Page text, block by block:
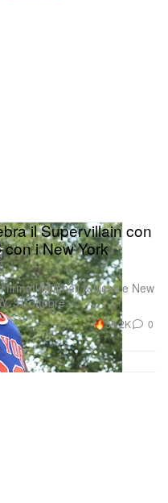
il Supervillain con
i New York
firmati Mitchell & Ness e New
31 ottobre.
30.2K 0